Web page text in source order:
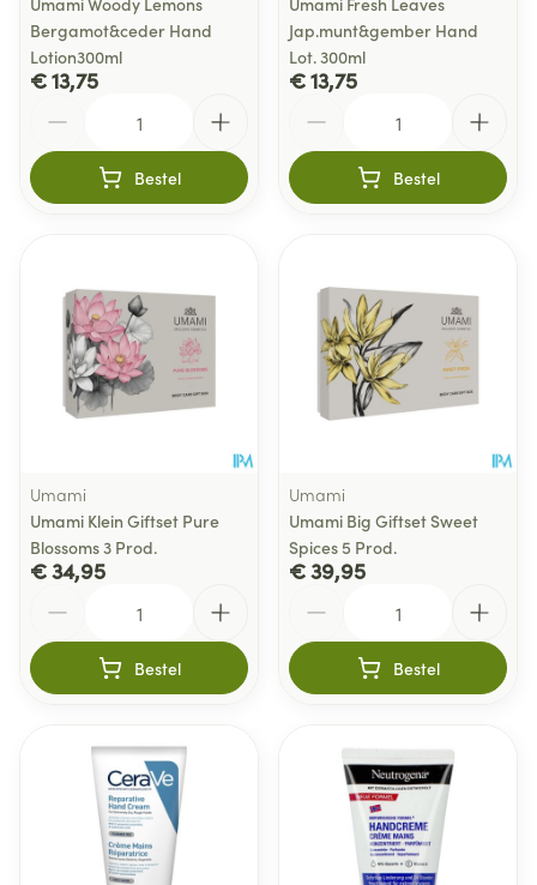
Bergamot&ceder Hand
Lotion300ml
€ 13,75
Bestel
Jap.munt&gember Hand
Lot. 300ml
€ 13,75
Bestel
Umami
Umami Klein Giftset Pure
Blossoms 3 Prod.
€ 34,95
Bestel
Umami
Umami Big Giftset Sweet
Spices 5 Prod.
€ 39,95
Bestel